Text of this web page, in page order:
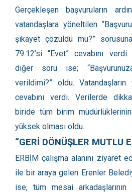
Gerçekleşen başvuruların
vatandaşlara yöneltilen
şikayet çözüldü mü?”
79.12’si “Evet” cevabını
diğer soru ise;
verildimi?” oldu. Vatandaşların
cevabını verdi. Verilerde
biride tüm birim müdürlüklerinin
yüksek olması oldu.
“GERİ DÖNÜŞLER MUTLU
ERBİM çalışma alanını ziyaret
ile bir araya gelen Erenler
ise, tüm mesai